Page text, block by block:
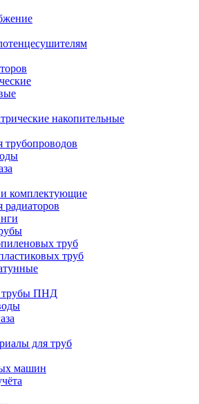
накопительные
трубопроводов
комплектующие
радиаторов
труб
труб
трубы ПНД
для труб
машин